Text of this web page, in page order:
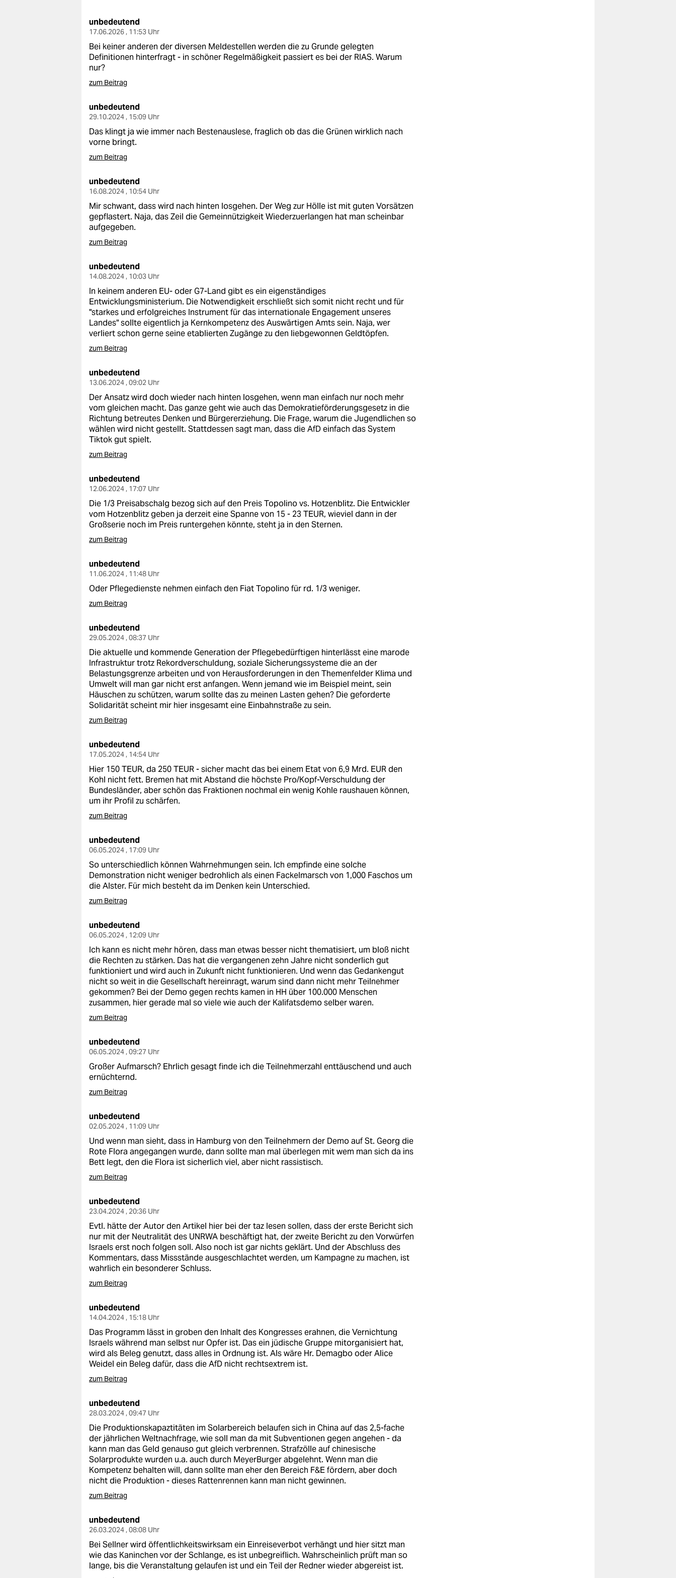
nord
wahrheit
verlag
verlag
veranstaltungen
shop
fragen & hilfe
abo
genossenschaft
epaper login
unbedeutend
17.06.2026 , 11:53 Uhr
Bei keiner anderen der diversen Meldestellen werden die zu Grunde gelegten
Definitionen hinterfragt - in schöner Regelmäßigkeit passiert es bei der RIAS. Warum
nur?
zum Beitrag
unbedeutend
29.10.2024 , 15:09 Uhr
Das klingt ja wie immer nach Bestenauslese, fraglich ob das die Grünen wirklich nach
vorne bringt.
zum Beitrag
unbedeutend
16.08.2024 , 10:54 Uhr
Mir schwant, dass wird nach hinten losgehen. Der Weg zur Hölle ist mit guten Vorsätzen
gepflastert. Naja, das Zeil die Gemeinnützigkeit Wiederzuerlangen hat man scheinbar
aufgegeben.
zum Beitrag
unbedeutend
14.08.2024 , 10:03 Uhr
In keinem anderen EU- oder G7-Land gibt es ein eigenständiges
Entwicklungsministerium. Die Notwendigkeit erschließt sich somit nicht recht und für
"starkes und erfolgreiches Instrument für das internationale Engagement unseres
Landes" sollte eigentlich ja Kernkompetenz des Auswärtigen Amts sein. Naja, wer
verliert schon gerne seine etablierten Zugänge zu den liebgewonnen Geldtöpfen.
zum Beitrag
unbedeutend
13.06.2024 , 09:02 Uhr
Der Ansatz wird doch wieder nach hinten losgehen, wenn man einfach nur noch mehr
vom gleichen macht. Das ganze geht wie auch das Demokratieförderungsgesetz in die
Richtung betreutes Denken und Bürgererziehung. Die Frage, warum die Jugendlichen so
wählen wird nicht gestellt. Stattdessen sagt man, dass die AfD einfach das System
Tiktok gut spielt.
zum Beitrag
unbedeutend
12.06.2024 , 17:07 Uhr
Die 1/3 Preisabschalg bezog sich auf den Preis Topolino vs. Hotzenblitz. Die Entwickler
vom Hotzenblitz geben ja derzeit eine Spanne von 15 - 23 TEUR, wieviel dann in der
Großserie noch im Preis runtergehen könnte, steht ja in den Sternen.
zum Beitrag
unbedeutend
11.06.2024 , 11:48 Uhr
Oder Pflegedienste nehmen einfach den Fiat Topolino für rd. 1/3 weniger.
zum Beitrag
unbedeutend
29.05.2024 , 08:37 Uhr
Die aktuelle und kommende Generation der Pflegebedürftigen hinterlässt eine marode
Infrastruktur trotz Rekordverschuldung, soziale Sicherungssysteme die an der
Belastungsgrenze arbeiten und von Herausforderungen in den Themenfelder Klima und
Umwelt will man gar nicht erst anfangen. Wenn jemand wie im Beispiel meint, sein
Häuschen zu schützen, warum sollte das zu meinen Lasten gehen? Die geforderte
Solidarität scheint mir hier insgesamt eine Einbahnstraße zu sein.
zum Beitrag
unbedeutend
17.05.2024 , 14:54 Uhr
Hier 150 TEUR, da 250 TEUR - sicher macht das bei einem Etat von 6,9 Mrd. EUR den
Kohl nicht fett. Bremen hat mit Abstand die höchste Pro/Kopf-Verschuldung der
Bundesländer, aber schön das Fraktionen nochmal ein wenig Kohle raushauen können,
um ihr Profil zu schärfen.
zum Beitrag
unbedeutend
06.05.2024 , 17:09 Uhr
So unterschiedlich können Wahrnehmungen sein. Ich empfinde eine solche
Demonstration nicht weniger bedrohlich als einen Fackelmarsch von 1,000 Faschos um
die Alster. Für mich besteht da im Denken kein Unterschied.
zum Beitrag
unbedeutend
06.05.2024 , 12:09 Uhr
Ich kann es nicht mehr hören, dass man etwas besser nicht thematisiert, um bloß nicht
die Rechten zu stärken. Das hat die vergangenen zehn Jahre nicht sonderlich gut
funktioniert und wird auch in Zukunft nicht funktionieren. Und wenn das Gedankengut
nicht so weit in die Gesellschaft hereinragt, warum sind dann nicht mehr Teilnehmer
gekommen? Bei der Demo gegen rechts kamen in HH über 100.000 Menschen
zusammen, hier gerade mal so viele wie auch der Kalifatsdemo selber waren.
zum Beitrag
unbedeutend
06.05.2024 , 09:27 Uhr
Großer Aufmarsch? Ehrlich gesagt finde ich die Teilnehmerzahl enttäuschend und auch
ernüchternd.
zum Beitrag
unbedeutend
02.05.2024 , 11:09 Uhr
Und wenn man sieht, dass in Hamburg von den Teilnehmern der Demo auf St. Georg die
Rote Flora angegangen wurde, dann sollte man mal überlegen mit wem man sich da ins
Bett legt, den die Flora ist sicherlich viel, aber nicht rassistisch.
zum Beitrag
unbedeutend
23.04.2024 , 20:36 Uhr
Evtl. hätte der Autor den Artikel hier bei der taz lesen sollen, dass der erste Bericht sich
nur mit der Neutralität des UNRWA beschäftigt hat, der zweite Bericht zu den Vorwürfen
Israels erst noch folgen soll. Also noch ist gar nichts geklärt. Und der Abschluss des
Kommentars, dass Missstände ausgeschlachtet werden, um Kampagne zu machen, ist
wahrlich ein besonderer Schluss.
zum Beitrag
unbedeutend
14.04.2024 , 15:18 Uhr
Das Programm lässt in groben den Inhalt des Kongresses erahnen, die Vernichtung
Israels während man selbst nur Opfer ist. Das ein jüdische Gruppe mitorganisiert hat,
wird als Beleg genutzt, dass alles in Ordnung ist. Als wäre Hr. Demagbo oder Alice
Weidel ein Beleg dafür, dass die AfD nicht rechtsextrem ist.
zum Beitrag
unbedeutend
28.03.2024 , 09:47 Uhr
Die Produktionskapaztitäten im Solarbereich belaufen sich in China auf das 2,5-fache
der jährlichen Weltnachfrage, wie soll man da mit Subventionen gegen angehen - da
kann man das Geld genauso gut gleich verbrennen. Strafzölle auf chinesische
Solarprodukte wurden u.a. auch durch MeyerBurger abgelehnt. Wenn man die
Kompetenz behalten will, dann sollte man eher den Bereich F&E fördern, aber doch
nicht die Produktion - dieses Rattenrennen kann man nicht gewinnen.
zum Beitrag
unbedeutend
26.03.2024 , 08:08 Uhr
Bei Sellner wird öffentlichkeitswirksam ein Einreiseverbot verhängt und hier sitzt man
wie das Kaninchen vor der Schlange, es ist unbegreiflich. Wahrscheinlich prüft man so
lange, bis die Veranstaltung gelaufen ist und ein Teil der Redner wieder abgereist ist.